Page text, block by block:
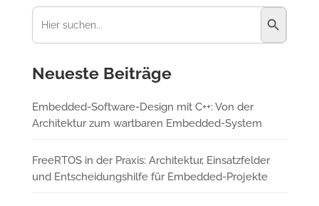
Suchen
nach:
Neueste Beiträge
Embedded-Software-Design mit C++: Von der
Architektur zum wartbaren Embedded-System
FreeRTOS in der Praxis: Architektur, Einsatzfelder
und Entscheidungshilfe für Embedded-Projekte